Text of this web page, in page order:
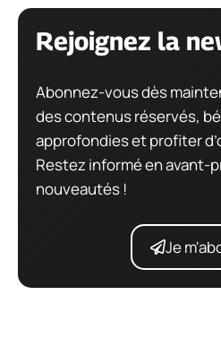
Rejoignez la
Abonnez-vous dès
des contenus réservés,
approfondies et profiter
Restez informé en avant-
nouveautés !
Je